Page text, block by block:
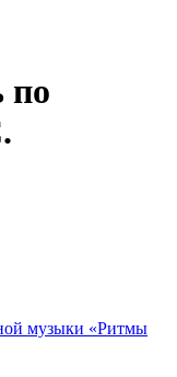
по
музыки «Ритмы